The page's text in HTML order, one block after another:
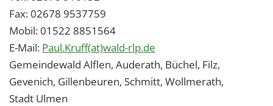
Fax: 02678 9537759
Mobil: 01522 8851564
E-Mail: Paul.Kruff(at)wald-rlp.de
Gemeindewald Alflen, Auderath, Büchel, Filz,
Gevenich, Gillenbeuren, Schmitt, Wollmerath,
Stadt Ulmen